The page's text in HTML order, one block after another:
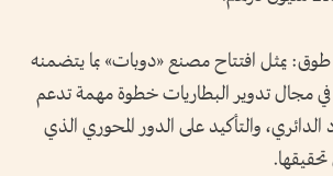
طوق: يمثل افتتاح مصنع «دوبات» بما يتضمنه
مجال تدوير البطاريات خطوة مهمة تدعم
والتأكيد على الدور المحوري الذي